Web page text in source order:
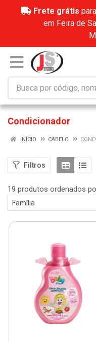
Frete grátis
em Feira de
Condicionador
INÍCIO CABELO
Filtros
19 produtos ordenados